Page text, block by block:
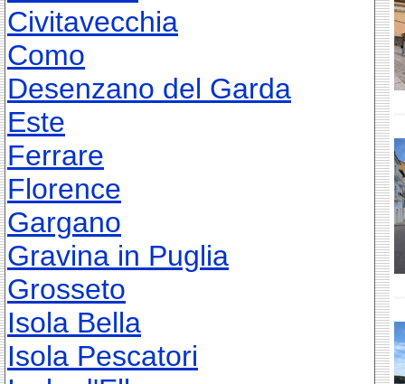
Civitavecchia
Como
Desenzano del Garda
Este
Ferrare
Florence
Gargano
Gravina in Puglia
Grosseto
Isola Bella
Isola Pescatori